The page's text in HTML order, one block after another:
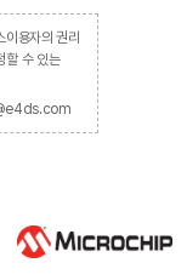
이용자의 권리
할 수 있는